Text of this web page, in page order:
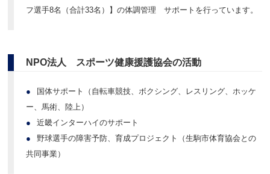
フ選手8名（合計33名）】の体調管理 サポートを行っています。
NPO法人 スポーツ健康援護協会の活動
●
国体サポート（自転車競技、ボクシング、レスリング、ホッケ
ー、馬術、陸上）
●
近畿インターハイのサポート
●
野球選手の障害予防、育成プロジェクト（生駒市体育協会との
共同事業）